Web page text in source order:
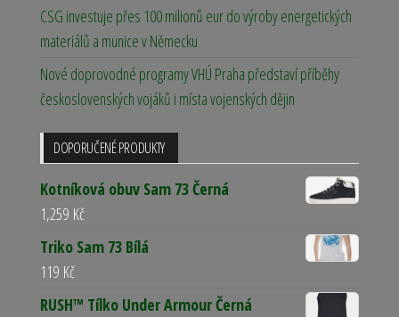
CSG investuje přes 100 milionů eur do výroby energetických
materiálů a munice v Německu
Nové doprovodné programy VHÚ Praha představí příběhy
československých vojáků i místa vojenských dějin
DOPORUČENÉ PRODUKTY
Kotníková obuv Sam 73 Černá
1,259 Kč
Triko Sam 73 Bílá
119 Kč
RUSH™ Tílko Under Armour Černá